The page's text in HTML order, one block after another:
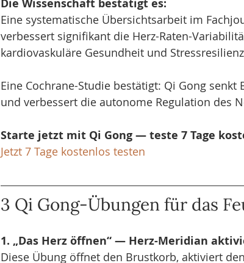
Die Wissenschaft bestätigt es:
Eine systematische Übersichtsarbeit im
verbessert signifikant die Herz-Raten-
kardiovaskuläre Gesundheit und
Eine Cochrane-Studie bestätigt: Qi Gong
und verbessert die autonome Regulation des
Starte jetzt mit Qi Gong — teste 7 Tage
Jetzt 7 Tage kostenlos testen
3 Qi Gong-Übungen für das
1. „Das Herz öffnen“ — Herz-Meridian
Diese Übung öffnet den Brustkorb, aktiviert